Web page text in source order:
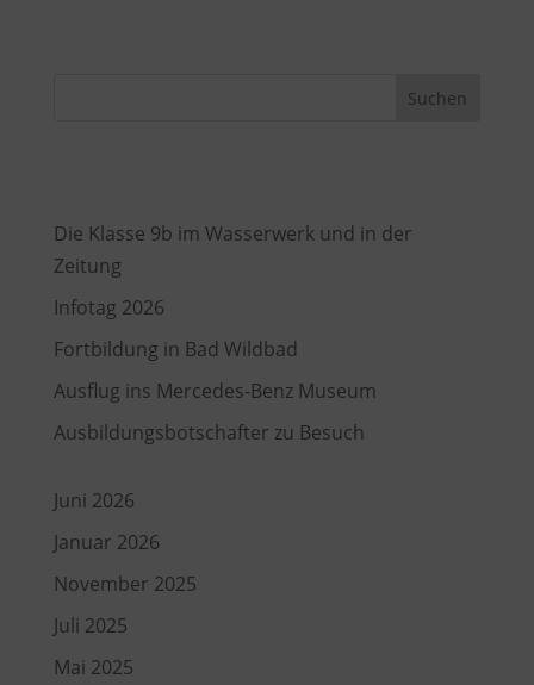
Suchen
Die Klasse 9b im Wasserwerk und in der
Zeitung
Infotag 2026
Fortbildung in Bad Wildbad
Ausflug ins Mercedes-Benz Museum
Ausbildungsbotschafter zu Besuch
Juni 2026
Januar 2026
November 2025
Juli 2025
Mai 2025